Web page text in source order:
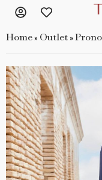
Home» Outlet»